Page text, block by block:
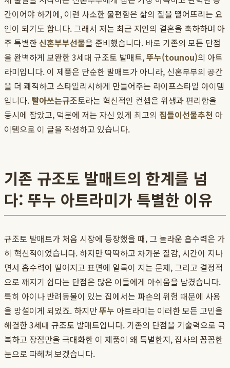
간이어야 하기에, 이런 사소한 불편함은 삶의 질을 떨어뜨리는 요
인이 되기도 합니다. 그래서 저는 최근 지인의 결혼을 축하하며 아
주 특별한신혼부부선물을 준비했습니다. 바로 기존의 모든 단점
을 완벽하게 보완한 3세대 규조토 발매트,뚜누(tounou)의 아트
라미입니다. 이 제품은 단순한 발매트가 아니라, 신혼부부의 공간
을 더 쾌적하고 스타일리시하게 만들어주는 라이프스타일 아이템
입니다. 빨아쓰는규조토라는 혁신적인 컨셉은 위생과 편리함을
동시에 잡았고, 덕분에 저는 자신 있게 최고의 집들이선물추천 아
이템으로 이 글을 작성하고 있습니다.
기존 규조토 발매트의 한계를 넘
다: 뚜누 아트라미가 특별한 이유
규조토 발매트가 처음 시장에 등장했을 때, 그 놀라운 흡수력은 가
히 혁신적이었습니다. 하지만 딱딱하고 차가운 질감, 시간이 지나
면서 흡수력이 떨어지고 표면에 얼룩이 지는 문제, 그리고 결정적
으로 깨지기 쉽다는 단점은 많은 이들에게 아쉬움을 남겼습니다.
특히 아이나 반려동물이 있는 집에서는 파손의 위험 때문에 사용
을 망설이게 되었죠. 하지만뚜누 아트라미는 이러한 모든 고민을
해결한 3세대 규조토 발매트입니다. 기존의 단점을 기술력으로 극
복하고 장점만을 극대화한 이 제품이 왜 특별한지, 집사의 꼼꼼한
눈으로 파헤쳐 보겠습니다.